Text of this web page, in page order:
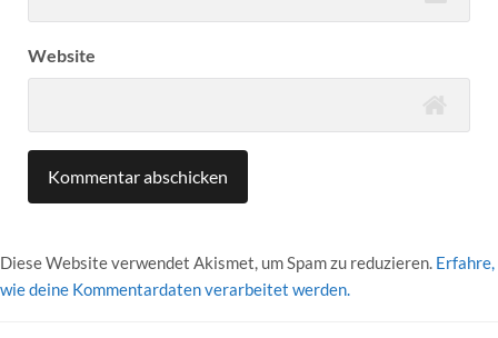
Website
Diese Website verwendet Akismet, um Spam zu reduzieren. Erfahre,
wie deine Kommentardaten verarbeitet werden.